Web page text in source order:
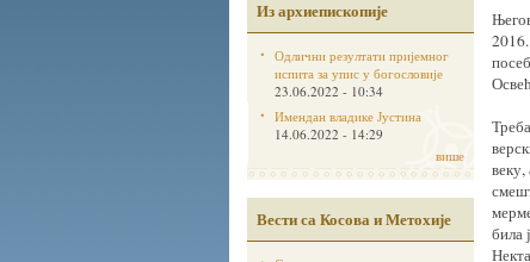
Из архиепископије
Одлични резултати пријемног
испита за упис у богословије
23.06.2022 - 10:34
Имендан владике Јустина
14.06.2022 - 14:29
више
Вести са Косова и Метохије
била